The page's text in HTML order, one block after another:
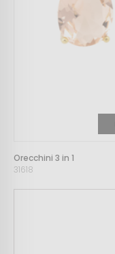
Orecchini 3 in 1
31618